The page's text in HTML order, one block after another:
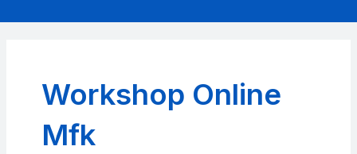
Workshop Online
Mfk